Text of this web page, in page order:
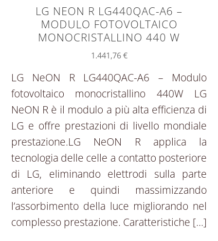
LG NEON R LG440QAC-A6 –
MODULO FOTOVOLTAICO
MONOCRISTALLINO 440 W
1.441,76€
LG NeON R LG440QAC-A6 – Modulo
fotovoltaico monocristallino 440W LG
NeON R è il modulo a più alta efficienza di
LG e offre prestazioni di livello mondiale
prestazione.LG NeON R applica la
tecnologia delle celle a contatto posteriore
di LG, eliminando elettrodi sulla parte
anteriore e quindi massimizzando
l’assorbimento della luce migliorando nel
complesso prestazione. Caratteristiche […]